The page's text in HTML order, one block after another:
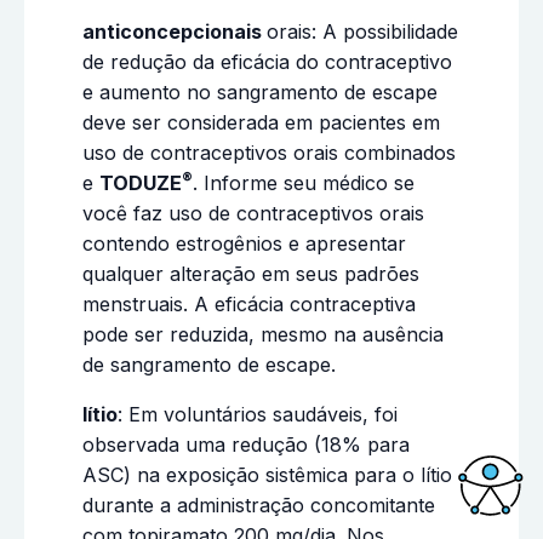
anticoncepcionais orais: A possibilidade
de redução da eficácia do contraceptivo
e aumento no sangramento de escape
deve ser considerada em pacientes em
uso de contraceptivos orais combinados
e TODUZE®. Informe seu médico se
você faz uso de contraceptivos orais
contendo estrogênios e apresentar
qualquer alteração em seus padrões
menstruais. A eficácia contraceptiva
pode ser reduzida, mesmo na ausência
de sangramento de escape.
lítio: Em voluntários saudáveis, foi
observada uma redução (18% para
ASC) na exposição sistêmica para o lítio
durante a administração concomitante